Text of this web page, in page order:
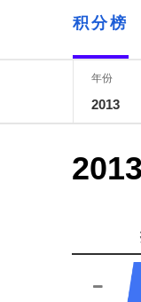
积分榜
年份
2013